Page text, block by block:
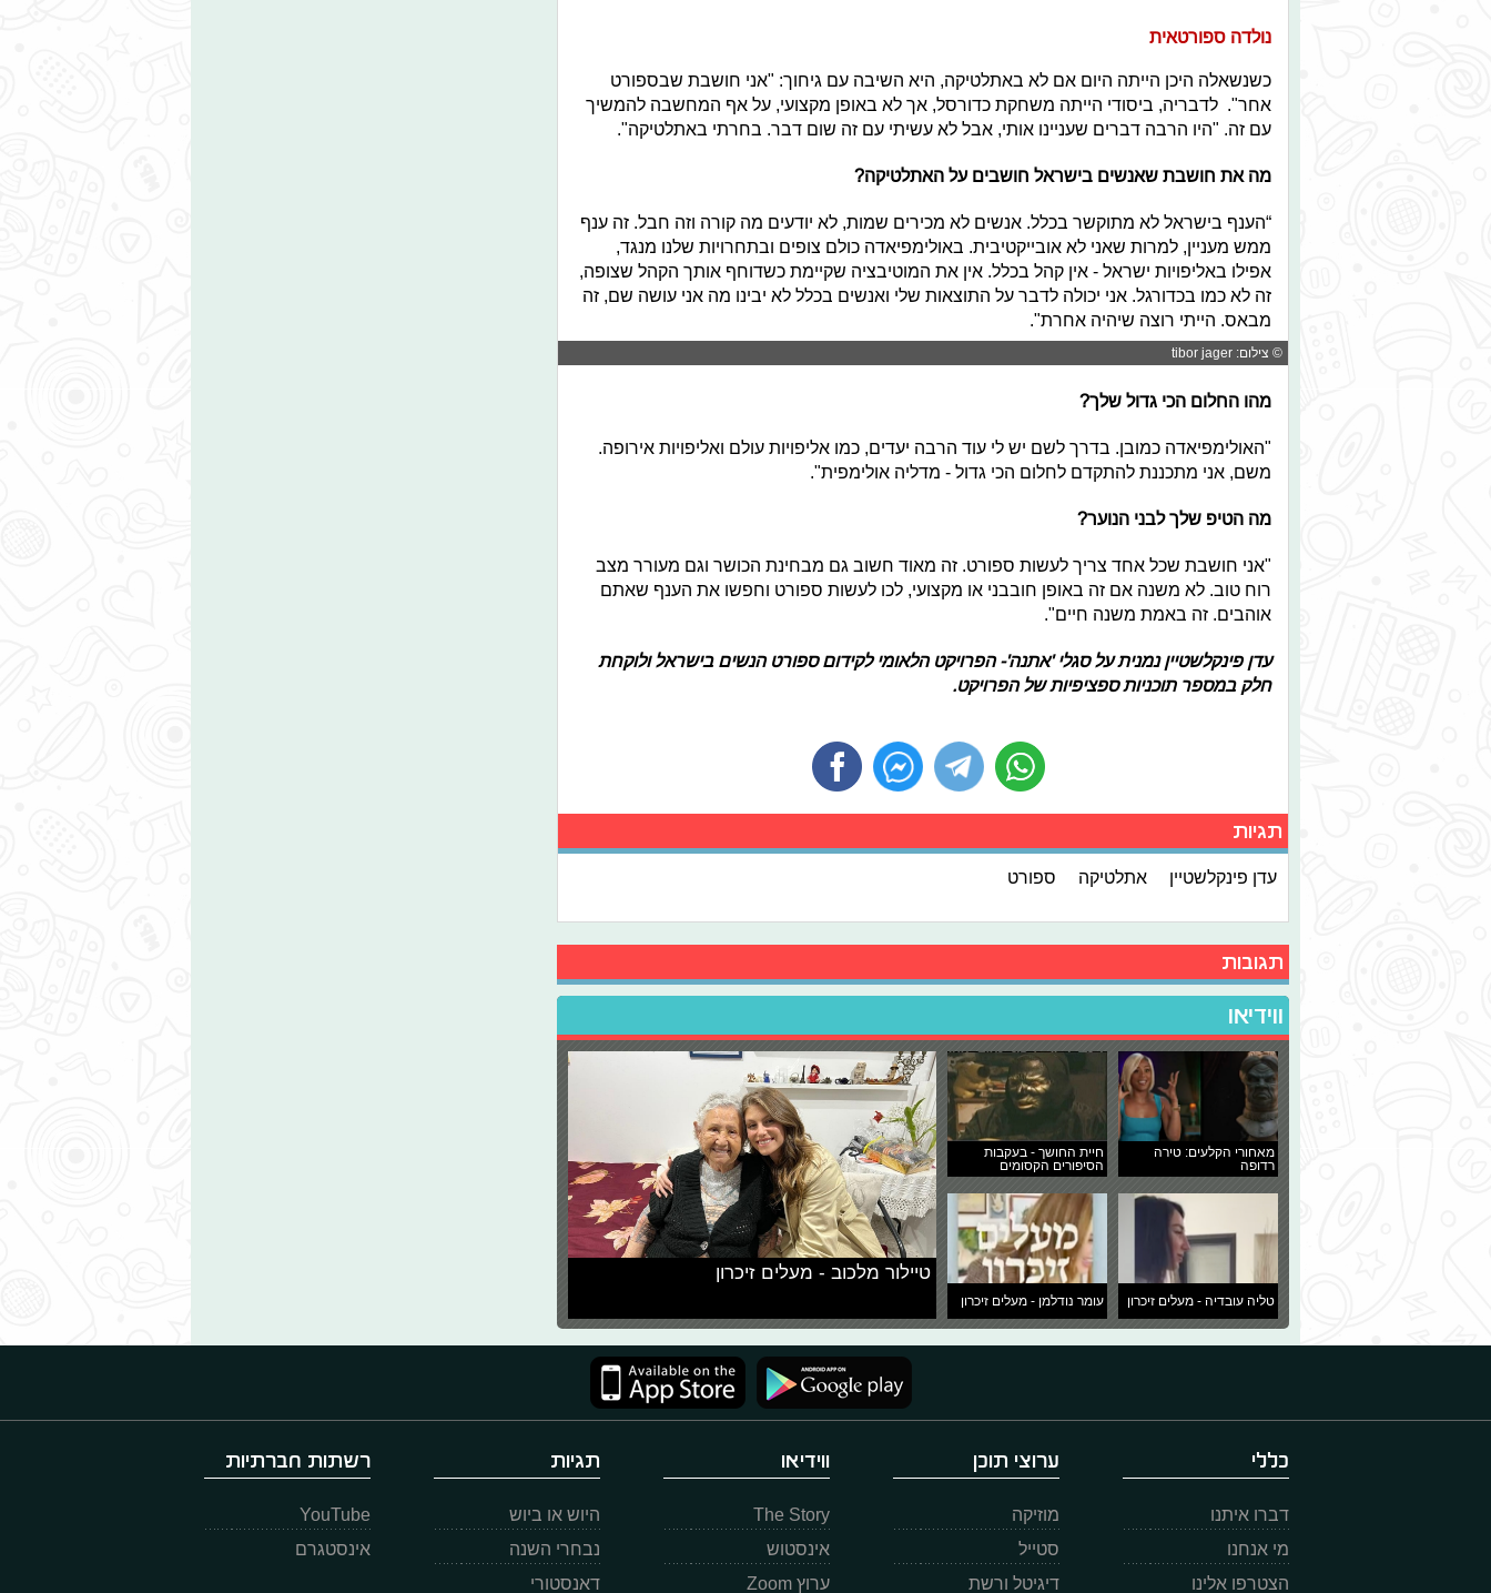
נולדה ספורטאית
כשנשאלה היכן הייתה היום אם לא באתלטיקה, היא השיבה עם גיחוך: "אני חושבת שבספורט
אחר". לדבריה, ביסודי הייתה משחקת כדורסל, אך לא באופן מקצועי, על אף המחשבה להמשיך
עם זה. "היו הרבה דברים שעניינו אותי, אבל לא עשיתי עם זה שום דבר. בחרתי באתלטיקה".
מה את חושבת שאנשים בישראל חושבים על האתלטיקה?
“הענף בישראל לא מתוקשר בכלל. אנשים לא מכירים שמות, לא יודעים מה קורה וזה חבל. זה ענף
ממש מעניין, למרות שאני לא אובייקטיבית. באולימפיאדה כולם צופים ובתחרויות שלנו מנגד,
אפילו באליפויות ישראל - אין קהל בכלל. אין את המוטיבציה שקיימת כשדוחף אותך הקהל שצופה,
זה לא כמו בכדורגל. אני יכולה לדבר על התוצאות שלי ואנשים בכלל לא יבינו מה אני עושה שם, זה
מבאס. הייתי רוצה שיהיה אחרת".
© צילום: tibor jager
מהו החלום הכי גדול שלך?
"האולימפיאדה כמובן. בדרך לשם יש לי עוד הרבה יעדים, כמו אליפויות עולם ואליפויות אירופה.
משם, אני מתכננת להתקדם לחלום הכי גדול - מדליה אולימפית".
מה הטיפ שלך לבני הנוער?
"אני חושבת שכל אחד צריך לעשות ספורט. זה מאוד חשוב גם מבחינת הכושר וגם מעורר מצב
רוח טוב. לא משנה אם זה באופן חובבני או מקצועי, לכו לעשות ספורט וחפשו את הענף שאתם
אוהבים. זה באמת משנה חיים".
עדן פינקלשטייןנמנית על סגלי 'אתנה'- הפרויקט הלאומי לקידום ספורט הנשים בישראל ולוקחת
חלק במספר תוכניות ספציפיות של הפרויקט.
תגיות
עדן פינקלשטיין אתלטיקה ספורט
תגובות
ווידיאו
מאחורי הקלעים: טירה
רדופה
חיית החושך - בעקבות
הסיפורים הקסומים
טליה עובדיה - מעלים זיכרון עומר נודלמן - מעלים זיכרון
טיילור מלכוב - מעלים זיכרון
כללי
דברו איתנו
מי אנחנו
הצטרפו אלינו
ערוצי תוכן
מוזיקה
סטייל
דיגיטל ורשת
ווידיאו
The Story
אינסטוש
ערוץ Zoom
תגיות
היוש או ביוש
נבחרי השנה
דאנסטורי
רשתות חברתיות
YouTube
אינסטגרם